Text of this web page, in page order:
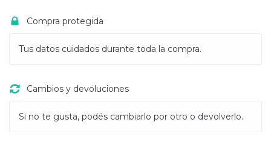
Compra protegida
Tus datos cuidados durante toda la compra.
Cambios y devoluciones
Si no te gusta, podés cambiarlo por otro o devolverlo.